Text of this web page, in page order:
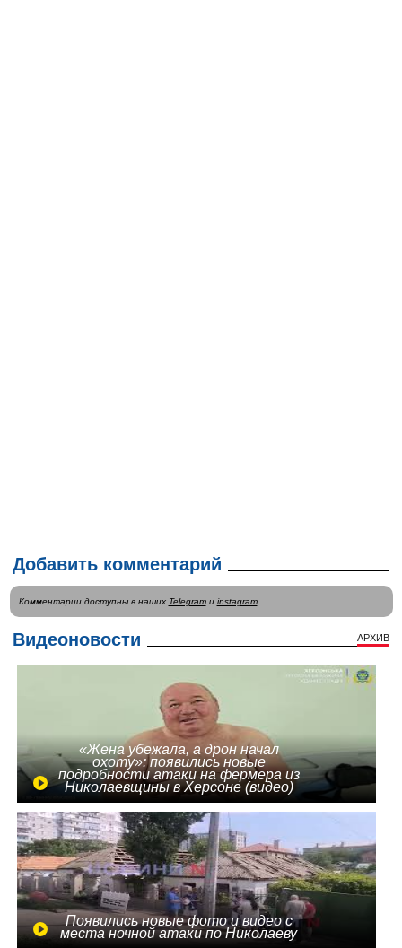
Добавить комментарий
Комментарии доступны в наших Telegramи instagram.
Видеоновости АРХИВ
«Жена убежала, а дрон начал
охоту»: появились новые
подробности атаки на фермера из
Николаевщины в Херсоне (видео)
Появились новые фото и видео с
места ночной атаки по Николаеву